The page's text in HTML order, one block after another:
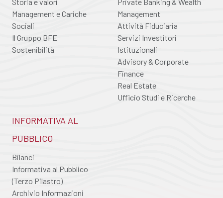
Management e Cariche
Sociali
Il Gruppo BFE
Sostenibilità
Management
Attività Fiduciaria
Servizi Investitori
Istituzionali
Advisory & Corporate
Finance
Real Estate
Ufficio Studi e Ricerche
INFORMATIVA AL
PUBBLICO
Bilanci
Informativa al Pubblico
(Terzo Pilastro)
Archivio Informazioni